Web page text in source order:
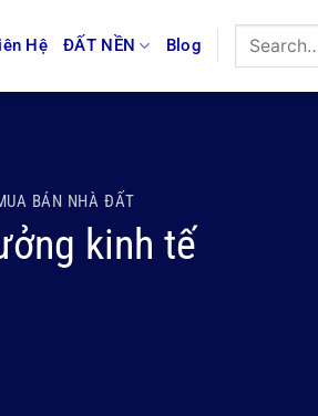
Hệ ĐẤT NỀN Blog
BÁN NHÀ ĐẤT
kinh tế